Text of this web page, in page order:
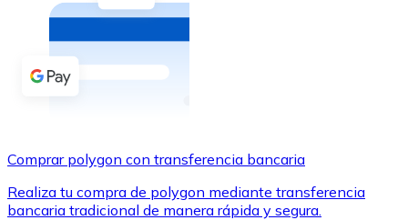
Compra criptomonedas con efectivo en tu tienda más
Comprar con efectivo
Transferencia SEPA
Tarjeta de crédito / débito
Utiliza tarjetas Visa y Mastercard para comprar
Comprar polygon con transferencia bancaria
Realiza tu compra de polygon mediante transferencia
bancaria tradicional de manera rápida y segura.